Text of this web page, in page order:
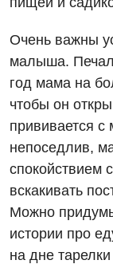
Медицинская
Нейрохирургия
Ортопедия и
Отделение
Очень важны
малыша.
год мама на
чтобы он
прививается
непоседлив,
спокойствием
вскакивать
Можно
истории про
на дне